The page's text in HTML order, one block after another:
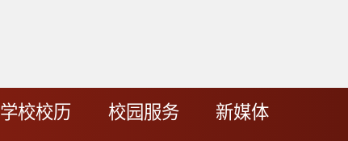
学校校历 校园服务 新媒体